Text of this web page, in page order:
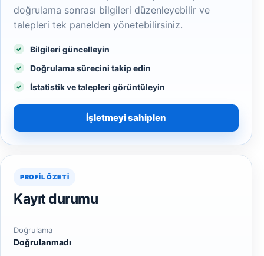
doğrulama sonrası bilgileri düzenleyebilir ve
talepleri tek panelden yönetebilirsiniz.
Bilgileri güncelleyin
Doğrulama sürecini takip edin
İstatistik ve talepleri görüntüleyin
İşletmeyi sahiplen
PROFIL ÖZETI
Kayıt durumu
Doğrulama
Doğrulanmadı